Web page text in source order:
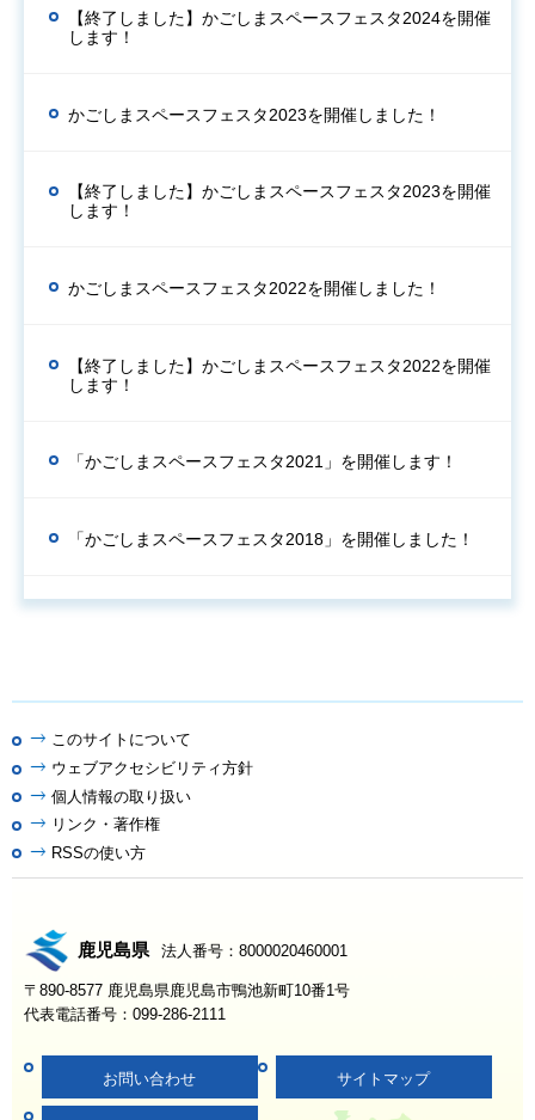
【終了しました】かごしまスペースフェスタ2024を開催
します！
かごしまスペースフェスタ2023を開催しました！
【終了しました】かごしまスペースフェスタ2023を開催
します！
かごしまスペースフェスタ2022を開催しました！
【終了しました】かごしまスペースフェスタ2022を開催
します！
「かごしまスペースフェスタ2021」を開催します！
「かごしまスペースフェスタ2018」を開催しました！
このサイトについて
ウェブアクセシビリティ方針
個人情報の取り扱い
リンク・著作権
RSSの使い方
鹿児島県 法人番号：8000020460001
〒890-8577 鹿児島県鹿児島市鴨池新町10番1号
代表電話番号：099-286-2111
お問い合わせ サイトマップ